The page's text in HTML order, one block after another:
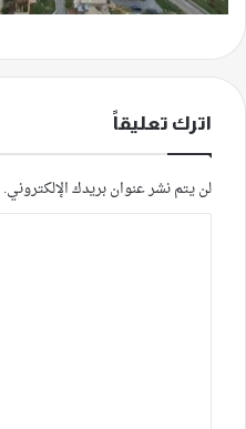
اترك تعليقاً
لن يتم نشر عنوان بريدك الإلكتروني.